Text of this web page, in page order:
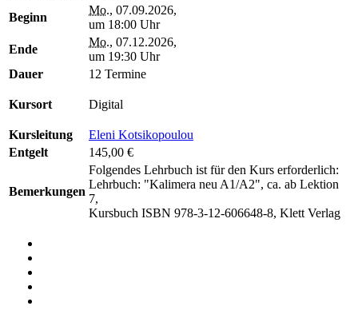
Beginn
Mo., 07.09.2026,
um 18:00 Uhr
Ende
Mo., 07.12.2026,
um 19:30 Uhr
Dauer
12 Termine
Kursort Digital
Kursleitung
Eleni Kotsikopoulou
Entgelt
145,00 €
Bemerkungen
Folgendes Lehrbuch ist für den Kurs erforderlich:
Lehrbuch: "Kalimera neu A1/A2", ca. ab Lektion
7,
Kursbuch ISBN 978-3-12-606648-8, Klett Verlag